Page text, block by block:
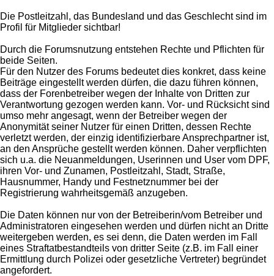
Die Postleitzahl, das Bundesland und das Geschlecht sind im
Profil für Mitglieder sichtbar!
Durch die Forumsnutzung entstehen Rechte und Pflichten für
beide Seiten.
Für den Nutzer des Forums bedeutet dies konkret, dass keine
Beiträge eingestellt werden dürfen, die dazu führen können,
dass der Forenbetreiber wegen der Inhalte von Dritten zur
Verantwortung gezogen werden kann. Vor- und Rücksicht sind
umso mehr angesagt, wenn der Betreiber wegen der
Anonymität seiner Nutzer für einen Dritten, dessen Rechte
verletzt werden, der einzig identifizierbare Ansprechpartner ist,
an den Ansprüche gestellt werden können. Daher verpflichten
sich u.a. die Neuanmeldungen, Userinnen und User vom DPF,
ihren Vor- und Zunamen, Postleitzahl, Stadt, Straße,
Hausnummer, Handy und Festnetznummer bei der
Registrierung wahrheitsgemäß anzugeben.
Die Daten können nur von der Betreiberin/vom Betreiber und
Administratoren eingesehen werden und dürfen nicht an Dritte
weitergeben werden, es sei denn, die Daten werden im Fall
eines Straftatbestandteils von dritter Seite (z.B. im Fall einer
Ermittlung durch Polizei oder gesetzliche Vertreter) begründet
angefordert.